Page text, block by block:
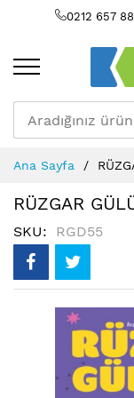
0212 657
to
Content
Ana Sayfa
RÜZGAR
SKU RGD55
galerisinin